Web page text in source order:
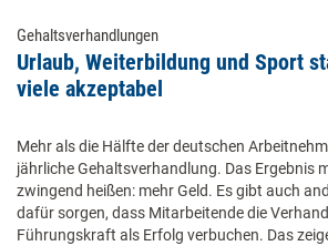
Gehaltsverhandlungen
Urlaub, Weiterbildung und Sport
viele akzeptabel
Mehr als die Hälfte der deutschen
jährliche Gehaltsverhandlung. Das Ergebnis
zwingend heißen: mehr Geld. Es gibt auch
dafür sorgen, dass Mitarbeitende die
Führungskraft als Erfolg verbuchen. Das